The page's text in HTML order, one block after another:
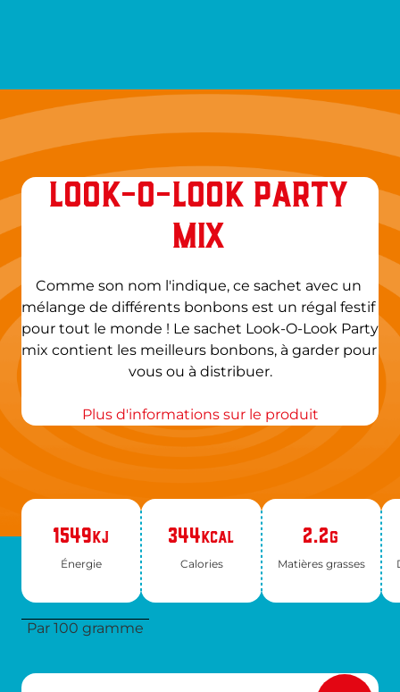
LOOK-O-LOOK PARTY
MIX
Comme son nom l'indique, ce sachet avec un
mélange de différents bonbons est un régal festif
pour tout le monde ! Le sachet Look-O-Look Party
mix contient les meilleurs bonbons, à garder pour
vous ou à distribuer.
Plus d'informations sur le produit
1549KJ
Éner­gie
344KCAL
Ca­lo­ries
2.2G
Ma­tières grasses
Par 100 gramme